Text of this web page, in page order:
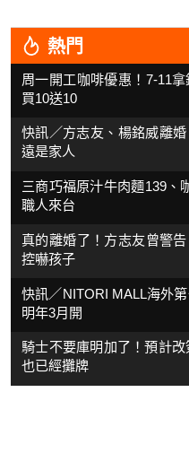
熱門
周一開工咖啡優惠！7-11
買10送10
快訊／方志友、楊銘威離
遠是家人
三商巧福原汁牛肉麵139、
職人來台
真的離婚了！方志友曾警
控嚇孩子
快訊／NITORI MALL海外
明年3月開
騎士不要庫明加了！預計
也已經攤牌